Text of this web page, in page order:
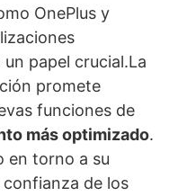
OnePlus y
papel crucial.La
promete
funciones de
más optimizado.
en torno a su
de los